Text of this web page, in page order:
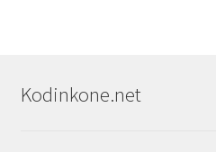
Kodinkone.net